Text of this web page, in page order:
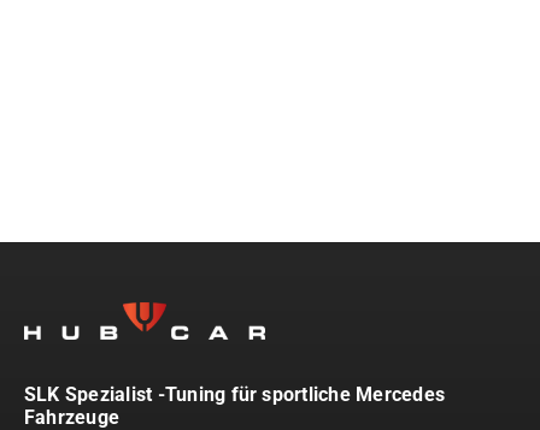
SLK Spezialist -Tuning für sportliche Mercedes
Fahrzeuge